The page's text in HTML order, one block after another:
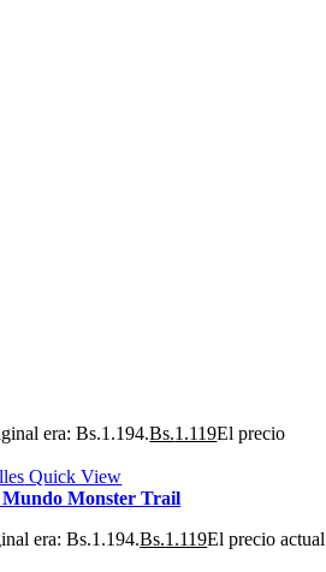
era: Bs.1.194.Bs.1.119El precio
Quick View
Monster Trail
era: Bs.1.194.Bs.1.119El precio actual